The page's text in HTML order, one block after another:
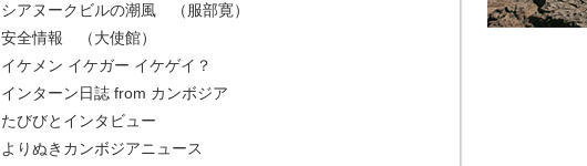
シアヌークビルの潮風 （服部寛）
安全情報 （大使館）
イケメン イケガー イケゲイ？
インターン日誌 from カンボジア
たびびとインタビュー
よりぬきカンボジアニュース